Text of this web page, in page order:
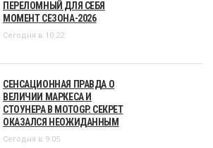
ПЕРЕЛОМНЫЙ ДЛЯ СЕБЯ
МОМЕНТ СЕЗОНА-2026
Сегодня в 10:22
СЕНСАЦИОННАЯ ПРАВДА О
ВЕЛИЧИИ МАРКЕСА И
СТОУНЕРА В MOTOGP. СЕКРЕТ
ОКАЗАЛСЯ НЕОЖИДАННЫМ
Сегодня в 9:05